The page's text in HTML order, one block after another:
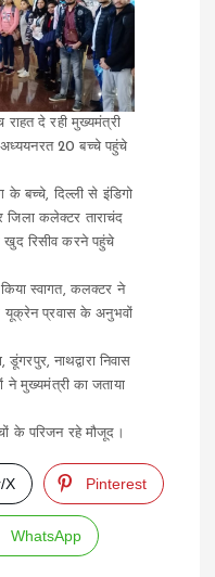
दे रही मुख्यमंत्री
20 बच्चे पहुंचे
के बच्चे, दिल्ली से इंडिगो
कलेक्टर ताराचंद
खुद रिसीव करने पहुंचे
स्वागत, कलक्टर ने
प्रवास के अनुभवों
नाथद्वारा निवास
ने मुख्यमंत्री का जताया
के परिजन रहे मौजूद।
X Pinterest
WhatsApp